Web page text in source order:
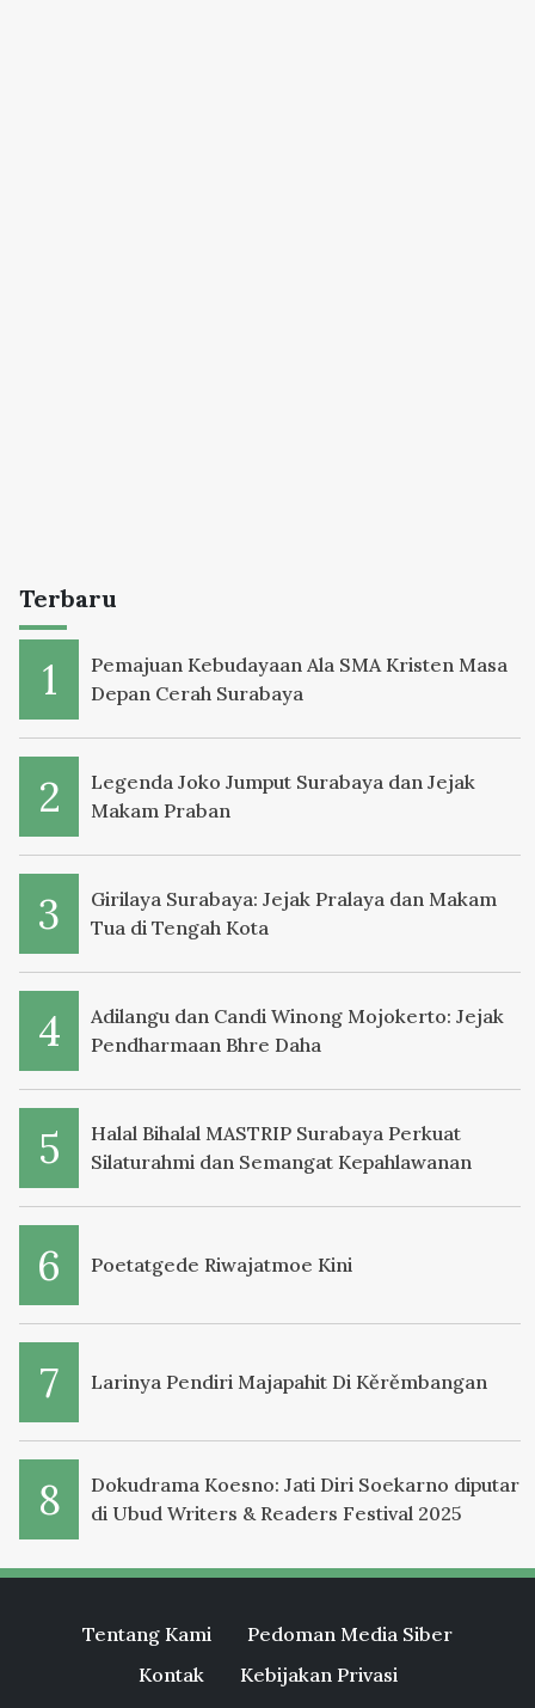
Terbaru
Pemajuan Kebudayaan Ala SMA Kristen Masa
Depan Cerah Surabaya
Legenda Joko Jumput Surabaya dan Jejak
Makam Praban
Girilaya Surabaya: Jejak Pralaya dan Makam
Tua di Tengah Kota
Adilangu dan Candi Winong Mojokerto: Jejak
Pendharmaan Bhre Daha
Halal Bihalal MASTRIP Surabaya Perkuat
Silaturahmi dan Semangat Kepahlawanan
Poetatgede Riwajatmoe Kini
Larinya Pendiri Majapahit Di Kěrěmbangan
Dokudrama Koesno: Jati Diri Soekarno diputar
di Ubud Writers & Readers Festival 2025
Tentang Kami
Pedoman Media Siber
Kontak
Kebijakan Privasi